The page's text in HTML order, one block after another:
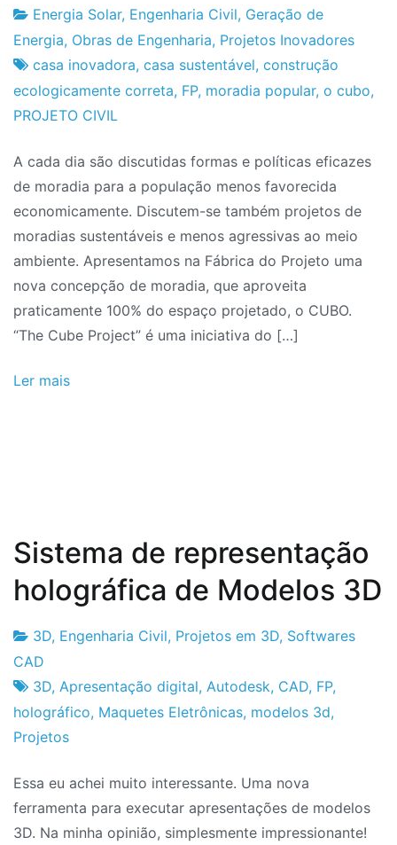
Fabrica
do
Projeto
12
de
Julho
de
Energia Solar, Engenharia Civil, Geração de
Energia, Obras de Engenharia, Projetos Inovadores
casa inovadora, casa sustentável, construção
ecologicamente correta, FP, moradia popular, o cubo,
PROJETO CIVIL
A cada dia são discutidas formas e políticas eficazes
de moradia para a população menos favorecida
economicamente. Discutem-se também projetos de
moradias sustentáveis e menos agressivas ao meio
ambiente. Apresentamos na Fábrica do Projeto uma
nova concepção de moradia, que aproveita
praticamente 100% do espaço projetado, o CUBO.
“The Cube Project” é uma iniciativa do […]
Ler mais
Sistema de representação
holográfica de Modelos 3D
Fabrica
do
Projeto
26
de
Fevereiro
de
3D, Engenharia Civil, Projetos em 3D, Softwares
CAD
3D, Apresentação digital, Autodesk, CAD, FP,
holográfico, Maquetes Eletrônicas, modelos 3d,
Projetos
Essa eu achei muito interessante. Uma nova
ferramenta para executar apresentações de modelos
3D. Na minha opinião, simplesmente impressionante!